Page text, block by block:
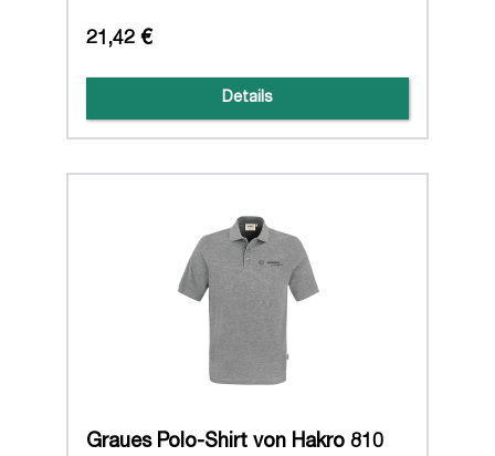
21,42 €
Details
Graues Polo-Shirt von Hakro 810